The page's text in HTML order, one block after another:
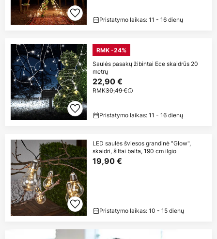
Pristatymo laikas: 11 - 16 dienų
RMK -24%
Saulės pasakų žibintai Ece skaidrūs 20
metrų
22,90 €
RMK30,49 €
Pristatymo laikas: 11 - 16 dienų
LED saulės šviesos grandinė "Glow",
skaidri, šiltai balta, 190 cm ilgio
19,90 €
Pristatymo laikas: 10 - 15 dienų